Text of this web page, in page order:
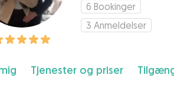
6 Bookinger
3 Anmeldelser
Tjenester og priser